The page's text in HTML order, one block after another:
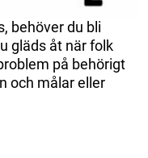
behöver du bli
gläds åt när folk
på behörigt
och målar eller